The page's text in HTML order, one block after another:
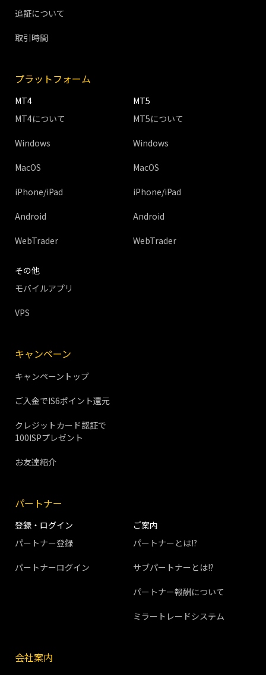
追証について
取引時間
プラットフォーム
MT4
MT4について
Windows
MacOS
iPhone/iPad
Android
WebTrader
MT5
MT5について
Windows
MacOS
iPhone/iPad
Android
WebTrader
その他
モバイルアプリ
VPS
キャンペーン
キャンペーントップ
ご入金でIS6ポイント還元
クレジットカード認証で
100ISPプレゼント
お友達紹介
パートナー
登録・ログイン
パートナー登録
パートナーログイン
ご案内
パートナーとは!?
サブパートナーとは!?
パートナー報酬について
ミラートレードシステム
会社案内